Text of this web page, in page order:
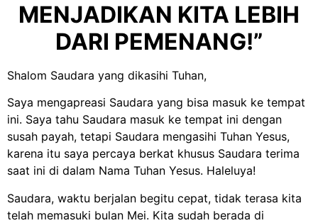
MENJADIKAN KITA LEBIH
DARI PEMENANG!”
Shalom Saudara yang dikasihi Tuhan,
Saya mengapreasi Saudara yang bisa masuk ke tempat
ini. Saya tahu Saudara masuk ke tempat ini dengan
susah payah, tetapi Saudara mengasihi Tuhan Yesus,
karena itu saya percaya berkat khusus Saudara terima
saat ini di dalam Nama Tuhan Yesus. Haleluya!
Saudara, waktu berjalan begitu cepat, tidak terasa kita
telah memasuki bulan Mei. Kita sudah berada di